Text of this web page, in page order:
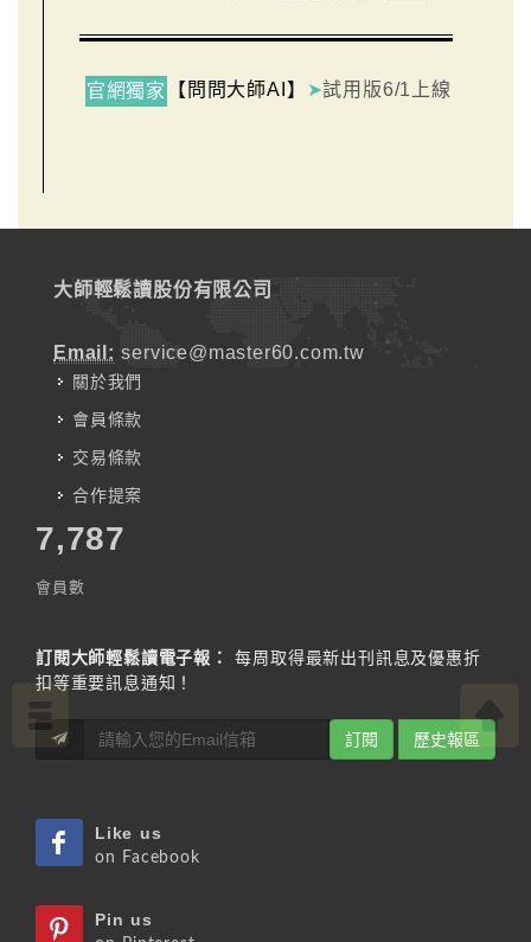
官網獨家 【問問大師AI】 ➤試用版6/1上線
大師輕鬆讀股份有限公司
Email: service@master60.com.tw
關於我們
會員條款
交易條款
合作提案
7,787
會員數
訂閱大師輕鬆讀電子報：
每周取得最新出刊訊息及優惠折
扣等重要訊息通知！
訂閱 歷史報區
Like us
on Facebook
Pin us